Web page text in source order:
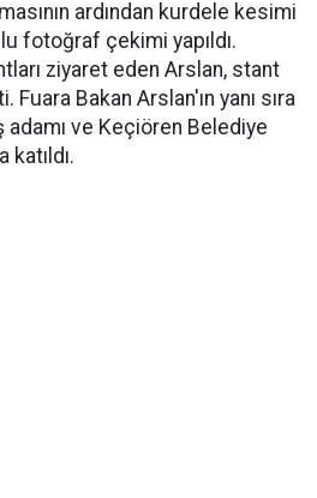
ardından kurdele kesimi
fotoğraf çekimi yapıldı.
ziyaret eden Arslan, stant
Bakan Arslan'ın yanı sıra
adamı ve Keçiören Belediye
katıldı.